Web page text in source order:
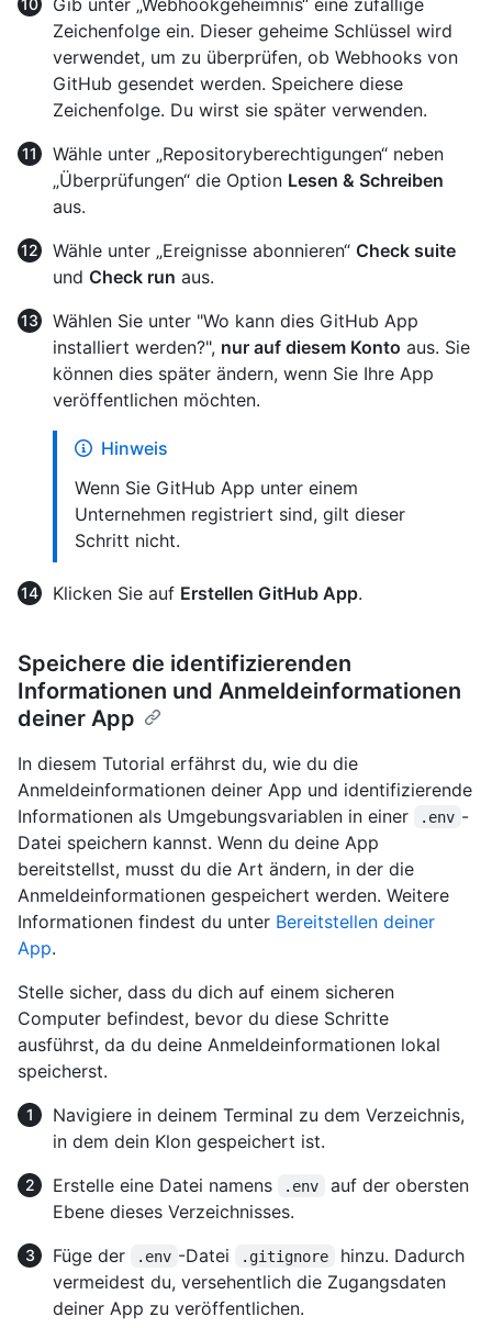
Zeichenfolge ein. Dieser geheime Schlüssel wird
verwendet, um zu überprüfen, ob Webhooks von
GitHub gesendet werden. Speichere diese
Zeichenfolge. Du wirst sie später verwenden.
Wähle unter „Repositoryberechtigungen“ neben
„Überprüfungen“ die Option Lesen & Schreiben
aus.
Wähle unter „Ereignisse abonnieren“ Check suite
und Check run aus.
Wählen Sie unter "Wo kann dies GitHub App
installiert werden?", nur auf diesem Konto aus. Sie
können dies später ändern, wenn Sie Ihre App
veröffentlichen möchten.
Hinweis
Wenn Sie GitHub App unter einem
Unternehmen registriert sind, gilt dieser
Schritt nicht.
Klicken Sie auf Erstellen GitHub App.
Speichere die identifizierenden
Informationen und Anmeldeinformationen
deiner App
In diesem Tutorial erfährst du, wie du die
Anmeldeinformationen deiner App und identifizierende
Informationen als Umgebungsvariablen in einer
.env -
Datei speichern kannst. Wenn du deine App
bereitstellst, musst du die Art ändern, in der die
Anmeldeinformationen gespeichert werden. Weitere
Informationen findest du unter Bereitstellen deiner
App.
Stelle sicher, dass du dich auf einem sicheren
Computer befindest, bevor du diese Schritte
ausführst, da du deine Anmeldeinformationen lokal
speicherst.
Navigiere in deinem Terminal zu dem Verzeichnis,
in dem dein Klon gespeichert ist.
Erstelle eine Datei namens
.env
auf der obersten
Ebene dieses Verzeichnisses.
Füge der
.env -Datei .gitignore
hinzu. Dadurch
vermeidest du, versehentlich die Zugangsdaten
deiner App zu veröffentlichen.